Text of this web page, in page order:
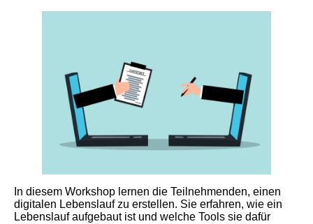
In diesem Workshop lernen die Teilnehmenden, einen
digitalen Lebenslauf zu erstellen. Sie erfahren, wie ein
Lebenslauf aufgebaut ist und welche Tools sie dafür